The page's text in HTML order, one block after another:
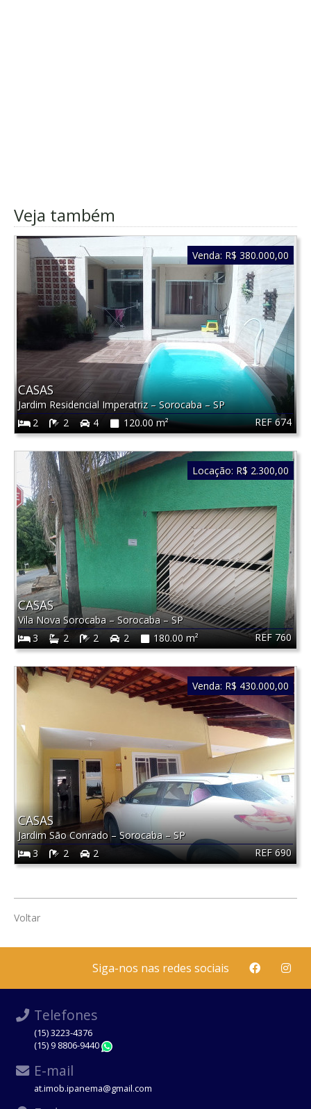
Veja também
REF 674
CASAS
Jardim Residencial Imperatriz–Sorocaba–SP
2
2 4 120.00 m²
Venda: R$ 380.000,00
REF 760
CASAS
Vila Nova Sorocaba– Sorocaba–SP
3
2 2 2 180.00 m²
Locação: R$ 2.300,00
REF 690
CASAS
Jardim São Conrado–Sorocaba–SP
3
2 2
Venda: R$ 430.000,00
Voltar
Siga-nos nas redes sociais
Telefones
(15) 3223-4376
(15) 9 8806-9440
E-mail
at.imob.ipanema@gmail.com